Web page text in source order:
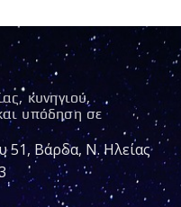
κυνηγιού,
υπόδηση σε
51, Βάρδα, Ν. Ηλείας